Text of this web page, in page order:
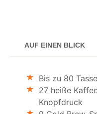
AUF EINEN BLICK
Bis zu 80
27 heiße
Knopfdruck